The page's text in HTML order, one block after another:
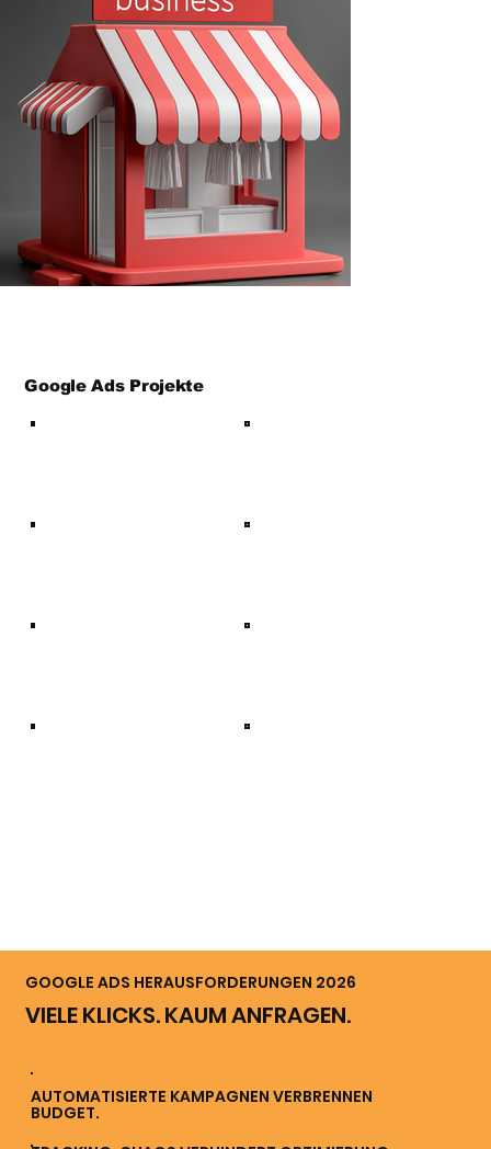
Google Ads Projekte
GOOGLE ADS HERAUSFORDERUNGEN 2026
VIELE KLICKS. KAUM ANFRAGEN.
AUTOMATISIERTE KAMPAGNEN VERBRENNEN
BUDGET.